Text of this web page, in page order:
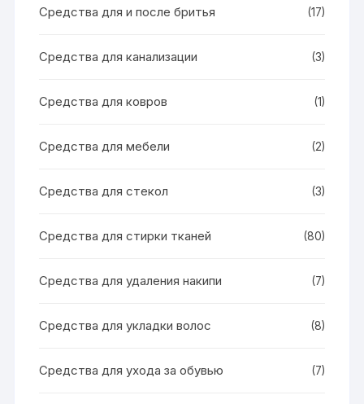
Средства для и после бритья (17)
Средства для канализации (3)
Средства для ковров (1)
Средства для мебели (2)
Средства для стекол (3)
Средства для стирки тканей (80)
Средства для удаления накипи (7)
Средства для укладки волос (8)
Средства для ухода за обувью (7)